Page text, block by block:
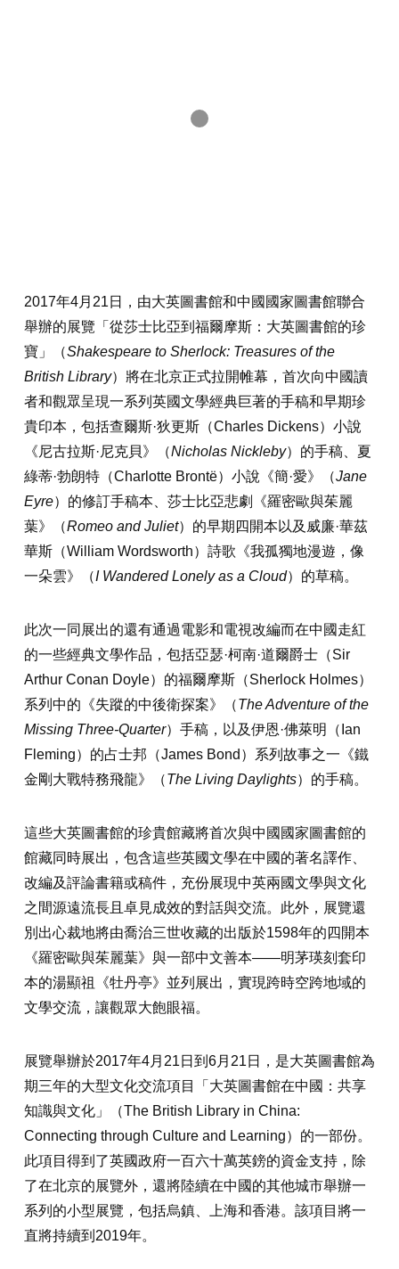
2017年4月21日，由大英圖書館和中國國家圖書館聯合
舉辦的展覽「從莎士比亞到福爾摩斯：大英圖書館的珍
寶」（Shakespeare to Sherlock: Treasures of the
British Library）將在北京正式拉開帷幕，首次向中國讀
者和觀眾呈現一系列英國文學經典巨著的手稿和早期珍
貴印本，包括查爾斯·狄更斯（Charles Dickens）小說
《尼古拉斯·尼克貝》（Nicholas Nickleby）的手稿、夏
綠蒂·勃朗特（Charlotte Brontë）小說《簡·愛》（Jane
Eyre）的修訂手稿本、莎士比亞悲劇《羅密歐與茱麗
葉》（Romeo and Juliet）的早期四開本以及威廉·華茲
華斯（William Wordsworth）詩歌《我孤獨地漫遊，像
一朵雲》（I Wandered Lonely as a Cloud）的草稿。
此次一同展出的還有通過電影和電視改編而在中國走紅
的一些經典文學作品，包括亞瑟·柯南·道爾爵士（Sir
Arthur Conan Doyle）的福爾摩斯（Sherlock Holmes）
系列中的《失蹤的中後衛探案》（The Adventure of the
Missing Three-Quarter）手稿，以及伊恩·佛萊明（Ian
Fleming）的占士邦（James Bond）系列故事之一《鐵
金剛大戰特務飛龍》（The Living Daylights）的手稿。
這些大英圖書館的珍貴館藏將首次與中國國家圖書館的
館藏同時展出，包含這些英國文學在中國的著名譯作、
改編及評論書籍或稿件，充份展現中英兩國文學與文化
之間源遠流長且卓見成效的對話與交流。此外，展覽還
別出心裁地將由喬治三世收藏的出版於1598年的四開本
《羅密歐與茱麗葉》與一部中文善本——明茅瑛刻套印
本的湯顯祖《牡丹亭》並列展出，實現跨時空跨地域的
文學交流，讓觀眾大飽眼福。
展覽舉辦於2017年4月21日到6月21日，是大英圖書館為
期三年的大型文化交流項目「大英圖書館在中國：共享
知識與文化」（The British Library in China:
Connecting through Culture and Learning）的一部份。
此項目得到了英國政府一百六十萬英鎊的資金支持，除
了在北京的展覽外，還將陸續在中國的其他城市舉辦一
系列的小型展覽，包括烏鎮、上海和香港。該項目將一
直將持續到2019年。